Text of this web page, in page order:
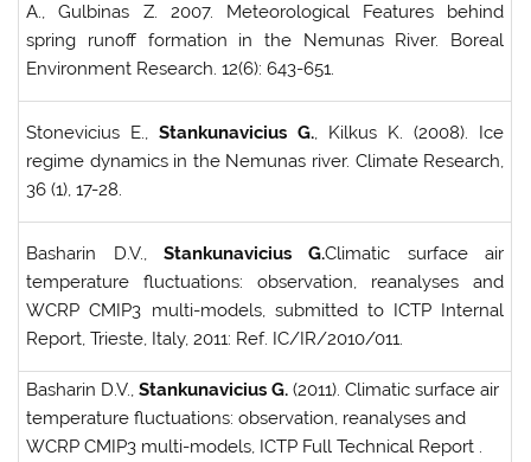
A., Gulbinas Z. 2007. Meteorological Features behind
spring runoff formation in the Nemunas River. Boreal
Environment Research. 12(6): 643-651.
Stonevicius E.,Stankunavicius G., Kilkus K. (2008). Ice
regime dynamics in the Nemunas river. Climate Research,
36 (1), 17-28.
Basharin D.V.,Stankunavicius G.Climatic surface air
temperature fluctuations: observation, reanalyses and
WCRP CMIP3 multi-models, submitted to ICTP Internal
Report, Trieste, Italy, 2011: Ref. IC/IR/2010/011.
Basharin D.V.,Stankunavicius G.(2011). Climatic surface air
temperature fluctuations: observation, reanalyses and
WCRP CMIP3 multi-models, ICTP Full Technical Report .